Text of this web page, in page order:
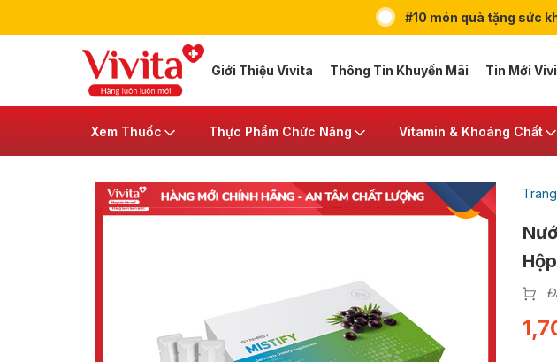
#10 món quà tặng sức
Giới Thiệu Vivita Thông Tin Khuyến Mãi Tin Mới
Xem Thuốc Thực Phẩm Chức Năng Vitamin & Khoáng Chất